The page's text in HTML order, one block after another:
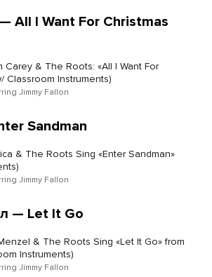
All I Want For Christmas
Carey & The Roots: «All I Want For
Classroom Instruments)
Jimmy Fallon
Sandman
& The Roots Sing «Enter Sandman»
Jimmy Fallon
— Let It Go
& The Roots Sing «Let It Go» from
Instruments)
Jimmy Fallon